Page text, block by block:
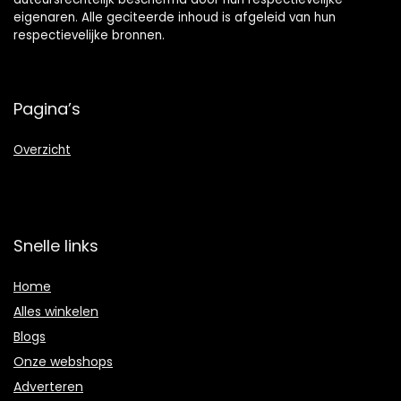
eigenaren. Alle geciteerde inhoud is afgeleid van hun
respectievelijke bronnen.
Pagina’s
Overzicht
Snelle links
Home
Alles winkelen
Blogs
Onze webshops
Adverteren